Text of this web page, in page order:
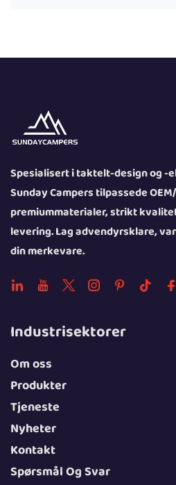
Spesialisert i taktelt-design og -
Sunday Campers tilpassede
premiummaterialer, strikt
levering. Lag advendyrsklare,
din merkevare.
Industrisektorer
Om oss
Produkter
Tjeneste
Nyheter
Kontakt
Spørsmål Og Svar